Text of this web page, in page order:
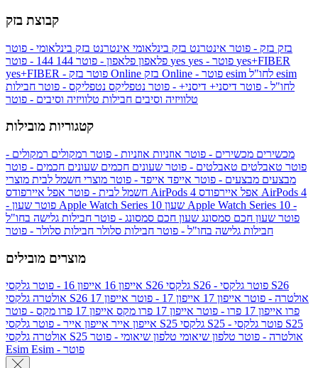
קבוצת בזק
בזק בזק - פוטר אינטרנט בזק בינלאומי אינטרנט בזק בינלאומי - פוטר
פלאפון פלאפון - פוטר 144 yes
yes+FIBER
yes+FIBER - פוטר בזק Online
esim
לחו"ל - פוטר דיסני+ דיסני+ - פוטר נטפליקס נטפליקס - פוטר חבילות
טלוויזיה וסיבים חבילות טלוויזיה וסיבים - פוטר
קטגוריות מובילות
מכשירים מכשירים - פוטר אוזניות אוזניות - פוטר רמקולים רמקולים -
פוטר טאבלטים טאבלטים - פוטר שעונים חכמים שעונים חכמים - פוטר
מבצעים מבצעים - פוטר אייפד אייפד - פוטר מוצרי חשמל לבית מוצרי
חשמל לבית - פוטר אפל איירפודס AirPods 4 אפל איירפודס AirPods 4
- פוטר שעון Apple Watch Series 10 שעון Apple Watch Series 10 -
פוטר שעון חכם סמסונג שעון חכם סמסונג - פוטר חבילות גלישה בחו"ל
חבילות גלישה בחו"ל - פוטר חבילות סלולר חבילות סלולר - פוטר
מוצרים מובילים
אייפון 16 אייפון 16 - פוטר גלקסי S26 גלקסי S26 - פוטר גלקסי S26
אולטרה
גלקסי S26 אולטרה - פוטר אייפון 17 אייפון 17 - פוטר
אייפון 17
פרו אייפון 17 פרו - פוטר אייפון 17 פרו מקס
אייפון 17 פרו מקס - פוטר
אייפון אייר אייפון אייר - פוטר גלקסי S25 גלקסי S25 - פוטר גלקסי S25
אולטרה
גלקסי S25 אולטרה - פוטר טלפון שיאומי טלפון שיאומי - פוטר
Esim
Esim - פוטר